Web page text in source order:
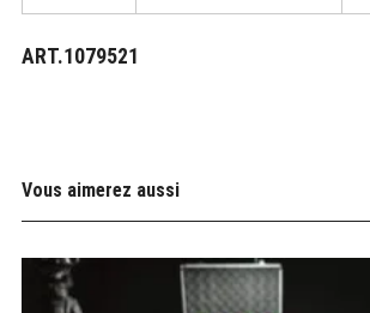
ART.1079521
Vous aimerez aussi